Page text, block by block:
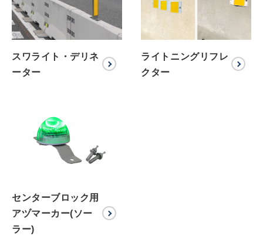
スワライト・デリネ
ーター
ライトニングリフレ
クター
センターブロック用
アヅマーカー(ソー
ラー)